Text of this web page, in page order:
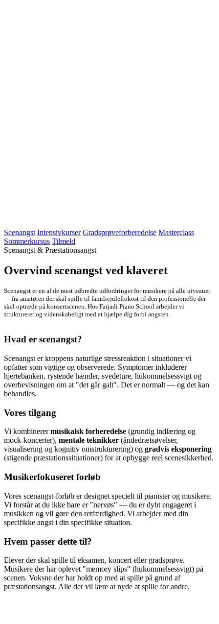
Scenangst Intensivkurser Gradsprøveforberedelse Masterclass
Sommerkursus Tilmeld
Scenangst & Præstationsangst
Overvind scenangst ved klaveret
Scenangst er en af de mest udbredte udfordringer for musikere på alle niveauer
— fra amatøren der skal spille til familiejulefrokost til den professionelle der
skal optræde på konsertscenen. Hos Farjadi Piano School arbejder vi
struktureret og videnskabeligt med at hjælpe dig forbi angsten.
Hvad er scenangst?
Scenangst er kroppens naturlige stressreaktion i situationer vi
opfatter som vigtige og observerede. Symptomer inkluderer
hjertebanken, rystende hænder, svedeture, hukommelsessvigt og
overbevisningen om at "det går galt". Det er normalt — og det kan
behandles.
Vores tilgang
Vi kombinerermusikalsk forberedelse (grundig indlæring og
mock-koncerter), mentale teknikker (åndedrætsøvelser,
visualisering og kognitiv omstrukturering) og gradvis eksponering
(stigende præstationssituationer) for at opbygge reel scenesikkerhed.
Musikerfokuseret forløb
Vores scenangst-forløb er designet specielt til pianister og musikere.
Vi forstår at du ikke bare er "nervøs" — du er dybt engageret i
musikken og vil gøre den retfærdighed. Vi arbejder med din
specifikke angst i din specifikke situation.
Hvem passer dette til?
Elever der skal spille til eksamen, koncert eller gradsprøve.
Musikere der har oplevet "memory slips" (hukommelsessvigt) på
scenen. Voksne der har holdt op med at spille på grund af
præstationsangst. Alle der vil lære at nyde at spille for andre.